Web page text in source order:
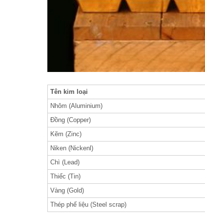
Tên kim loại
Nhôm (Aluminium)
Đồng (Copper)
Kẽm (Zinc)
Niken (Nickenl)
Chì (Lead)
Thiếc (Tin)
Vàng (Gold)
Thép phế liệu (Steel scrap)